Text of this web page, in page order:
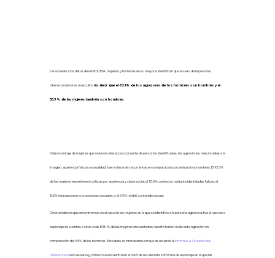
De acuerdo a los datos de la MOCIBA, mujeres y hombres en su mayoría identifican que el sexo de la persona
ciberacosadora es masculino. Es decir que el 62.1% de los agresores de los hombres son hombres y el
55.3% de las mujeres también son hombres.
Del porcentaje de mujeres que vivieron ciberacoso por parte de personas identificadas, las agresiones relacionadas a la
imagen, apariencia física y sexualidad, fueron las más recurrentes en comparación porcentual a los hombres. El 10.6%
de las mujeres experimentó críticas por apariencia y clase social, el 10.5% contacto mediante identidades falsas, el
8.2% insinuaciones o propuestas sexuales, y el 6.6% recibió contenido sexual.
Otra tendencia que encontramos en el caso de las mujeres en la que se identificó a la persona agresora, fue el rastreo o
espionaje de cuentas o sitos web. El 8.1% de las mujeres encuestadas reportó haber vivido esta agresión en
comparación del 6.5% de los hombres. Este dato es interesante porque de acuerdo alInforme La Situación del
Stlakerwarede Kaspersky, México se encuentra en el top 5 de uso de este software de espionaje en el que las